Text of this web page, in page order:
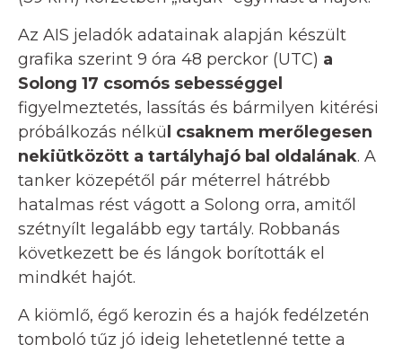
Az AIS jeladók adatainak alapján készült
grafika szerint 9 óra 48 perckor (UTC) a
Solong 17 csomós sebességgel
figyelmeztetés, lassítás és bármilyen kitérési
próbálkozás nélkü l csaknem merőlegesen
nekiütközött a tartályhajó bal oldalának. A
tanker közepétől pár méterrel hátrébb
hatalmas rést vágott a Solong orra, amitől
szétnyílt legalább egy tartály. Robbanás
következett be és lángok borították el
mindkét hajót.
A kiömlő, égő kerozin és a hajók fedélzetén
tomboló tűz jó ideig lehetetlenné tette a